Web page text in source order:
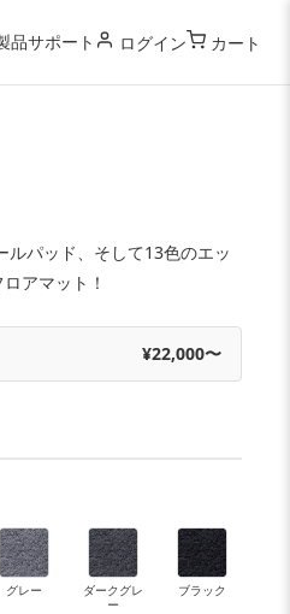
品サポート ログイン カート
パッド、そして13色のエッ
アマット！
¥22,000〜
グレー
ダークグレ
ー
ブラック